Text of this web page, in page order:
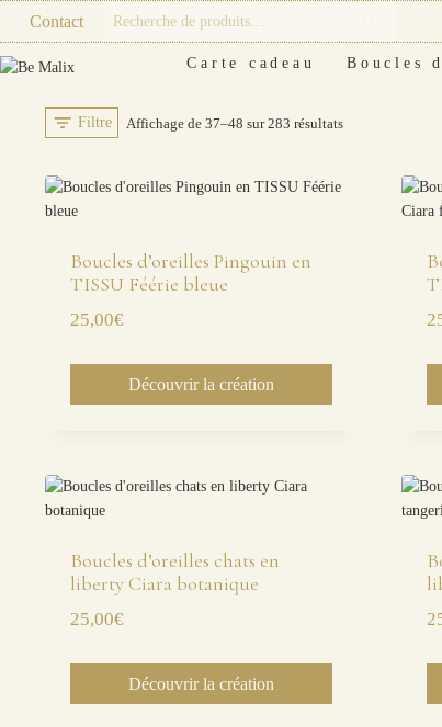
content
Contact
Recherche
Carte cadeau Boucles
Filtre Affichage de 37–48 sur 283 résultatsTrié
Boucles d’oreilles Pingouin en
TISSU Féérie bleue
25,00€
Découvrir la création
Boucles d’oreilles chats en
liberty Ciara botanique
25,00€
Découvrir la création